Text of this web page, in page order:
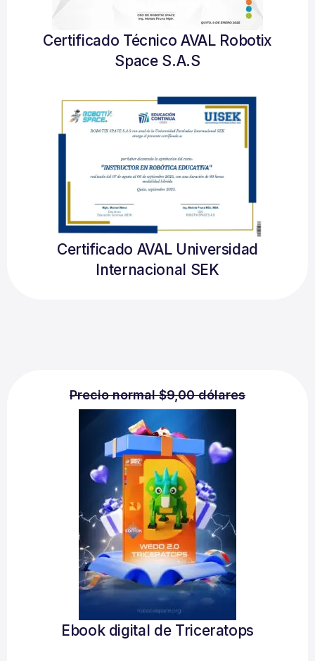
Certificado Técnico AVAL Robotix
Space S.A.S
Certificado AVAL Universidad
Internacional SEK
Precio normal $9,00 dólares
Ebook digital de Triceratops